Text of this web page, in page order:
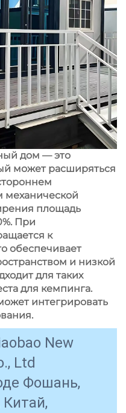
дом — это
может расширяться
механической
площадь
При
к
обеспечивает
и низкой
для таких
для кемпинга.
интегрировать
New
Ltd
Фошань,